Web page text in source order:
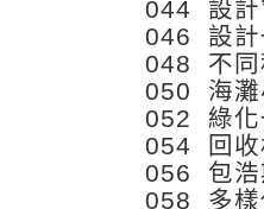
044 設計
046 設計
048 不同
050 海灘
052 綠化
054 回收
056 包浩
058 多樣